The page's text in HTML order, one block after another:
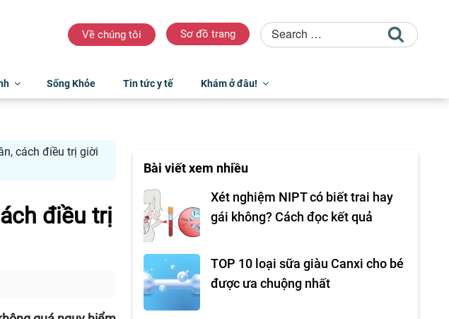
Về chúng tôi Sơ đồ trang
Sống Khỏe Tin tức y tế Khám ở đâu!
cách điều trị giời
điều trị
Bài viết xem nhiều
Xét nghiệm NIPT có biết trai hay
gái không? Cách đọc kết quả
TOP 10 loại sữa giàu Canxi cho bé
được ưa chuộng nhất